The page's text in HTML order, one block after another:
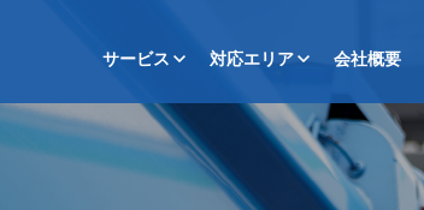
サービス 対応エリア 会社概要